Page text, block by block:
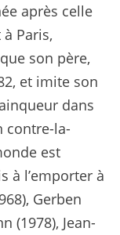
après celle
Paris,
son père,
et imite son
dans
contre-la-
est
à l’emporter à
Gerben
(1978), Jean-